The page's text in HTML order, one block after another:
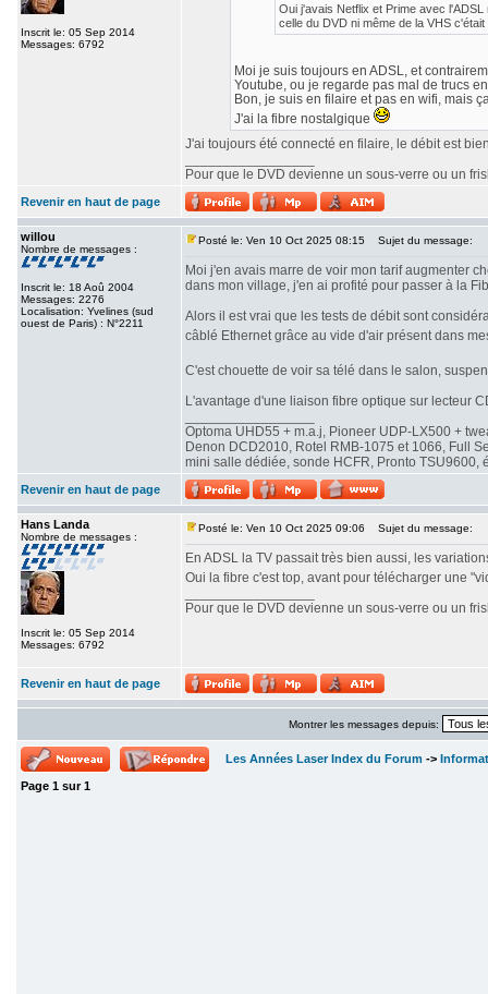
Inscrit le: 05 Sep 2014
Messages: 6792
Oui j'avais Netflix et Prime avec
celle du DVD ni même de la VHS c'était
Moi je suis toujours en ADSL, et
Youtube, ou je regarde pas mal de trucs
Bon, je suis en filaire et pas en wifi, mais
J'ai la fibre nostalgique
J'ai toujours été connecté en filaire, le débit est
Pour que le DVD devienne un sous-verre ou un
Revenir en haut de page
willou
Nombre de messages :
Inscrit le: 18 Aoû 2004
Messages: 2276
Localisation: Yvelines (sud
ouest de Paris) : N°2211
Posté le: Ven 10 Oct 2025 08:15 Sujet du message:
Moi j'en avais marre de voir mon tarif augmenter
dans mon village, j'en ai profité pour passer à la
Alors il est vrai que les tests de débit sont
câblé Ethernet grâce au vide d'air présent dans
C'est chouette de voir sa télé dans le salon,
L'avantage d'une liaison fibre optique sur lecteur
Optoma UHD55 + m.a.j, Pioneer UDP-LX500 +
Denon DCD2010, Rotel RMB-1075 et 1066, Full
mini salle dédiée, sonde HCFR, Pronto TSU9600,
Revenir en haut de page
Hans Landa
Nombre de messages :
Inscrit le: 05 Sep 2014
Messages: 6792
Posté le: Ven 10 Oct 2025 09:06 Sujet du message:
En ADSL la TV passait très bien aussi, les
Oui la fibre c'est top, avant pour télécharger une
Pour que le DVD devienne un sous-verre ou un
Revenir en haut de page
Montrer les messages depuis:
Les Années Laser Index du Forum ->
Page 1 sur1